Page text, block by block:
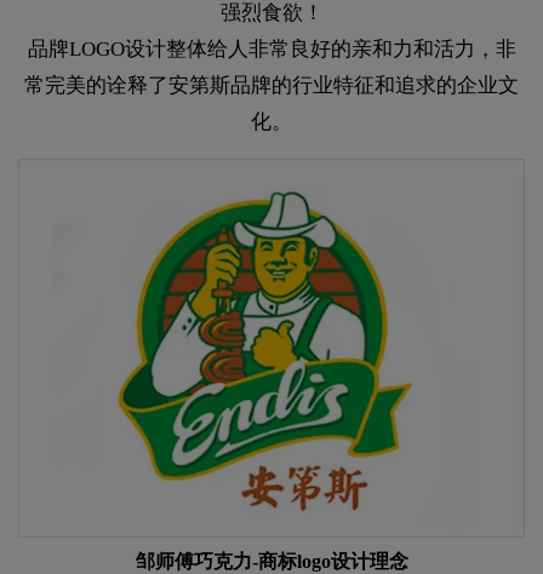
强烈食欲！
品牌LOGO设计整体给人非常良好的亲和力和活力，非
常完美的诠释了安第斯品牌的行业特征和追求的企业文
化。
邹师傅巧克力-商标logo设计理念